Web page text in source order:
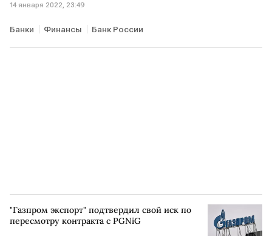
14 января 2022, 23:49
Банки Финансы Банк России
"Газпром экспорт" подтвердил свой иск по
пересмотру контракта с PGNiG